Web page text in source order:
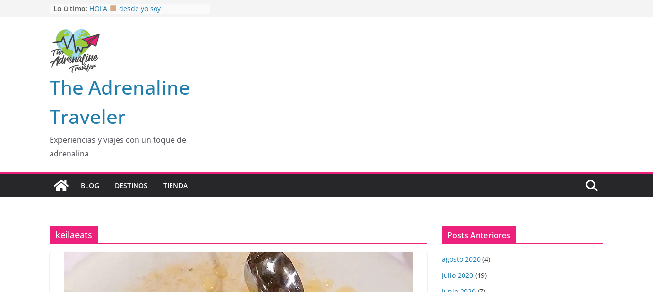
Lo último: HOLA
desde yo soy
EL SENDERO DEL CACAO: Excelente
opción
HOSPEDAJE AL NATURALSHH !!
En
MULITO!
The Adrenaline
Traveler
Experiencias y viajes con un toque de
adrenalina
BLOG DESTINOS TIENDA
keilaeats Posts Anteriores
agosto 2020 (4)
julio 2020 (19)